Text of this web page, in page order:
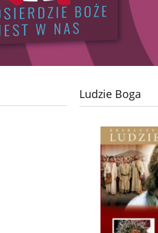
Ludzie Boga